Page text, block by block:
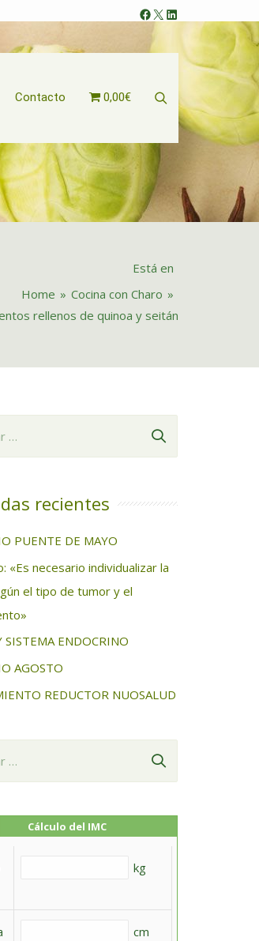
Facebook
XLinkedIn
Contacto 0,00€
Está en
Home » Cocina con Charo »
rellenos de quinoa y seitán
recientes
PUENTE DE MAYO
«Es necesario individualizar la
el tipo de tumor y el
SISTEMA ENDOCRINO
AGOSTO
REDUCTOR NUOSALUD
Cálculo del IMC
kg
cm